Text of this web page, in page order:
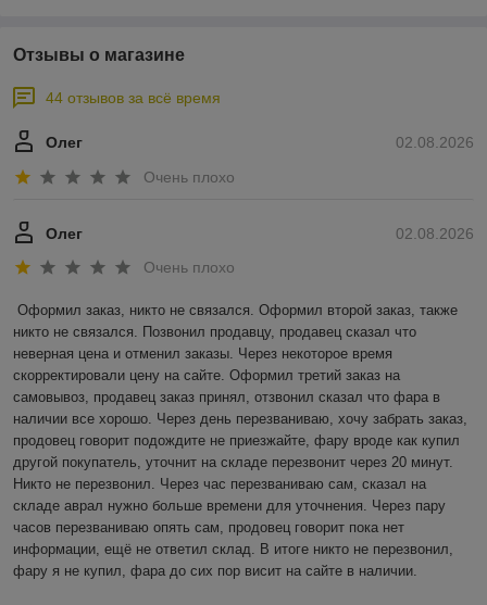
Отзывы о магазине
44 отзывов за всё время
02.08.2026
Олег
Очень плохо
02.08.2026
Олег
Очень плохо
Оформил заказ, никто не связался. Оформил второй заказ, также
никто не связался. Позвонил продавцу, продавец сказал что
неверная цена и отменил заказы. Через некоторое время
скорректировали цену на сайте. Оформил третий заказ на
самовывоз, продавец заказ принял, отзвонил сказал что фара в
наличии все хорошо. Через день перезваниваю, хочу забрать заказ,
продовец говорит подождите не приезжайте, фару вроде как купил
другой покупатель, уточнит на складе перезвонит через 20 минут.
Никто не перезвонил. Через час перезваниваю сам, сказал на
складе аврал нужно больше времени для уточнения. Через пару
часов перезваниваю опять сам, продовец говорит пока нет
информации, ещё не ответил склад. В итоге никто не перезвонил,
фару я не купил, фара до сих пор висит на сайте в наличии.